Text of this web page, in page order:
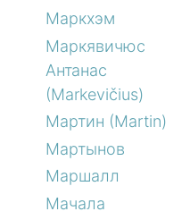
Маркхэм
Маркявичюс
Антанас
(Markevičius)
Мартин (Martin)
Мартынов
Маршалл
Мачала